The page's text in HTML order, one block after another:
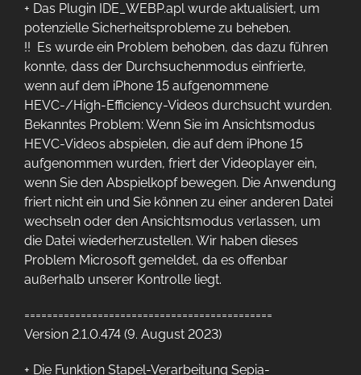
+ Das Plugin IDE_WEBP.apl wurde aktualisiert, um
potenzielle Sicherheitsprobleme zu beheben.
!! Es wurde ein Problem behoben, das dazu führen
konnte, dass der Durchsuchenmodus einfrierte,
wenn auf dem iPhone 15 aufgenommene
HEVC-/High-Efficiency-Videos durchsucht wurden.
Bekanntes Problem: Wenn Sie im Ansichtsmodus
HEVC-Videos abspielen, die auf dem iPhone 15
aufgenommen wurden, friert der Videoplayer ein,
wenn Sie den Abspielkopf bewegen. Die Anwendung
friert nicht ein und Sie können zu einer anderen Datei
wechseln oder den Ansichtsmodus verlassen, um
die Datei wiederherzustellen. Wir haben dieses
Problem Microsoft gemeldet, da es offenbar
außerhalb unserer Kontrolle liegt.
============================================
Version 2.1.0.474 (9. August 2023)
+ Die Funktion Stapel-Verarbeitung Sepia-